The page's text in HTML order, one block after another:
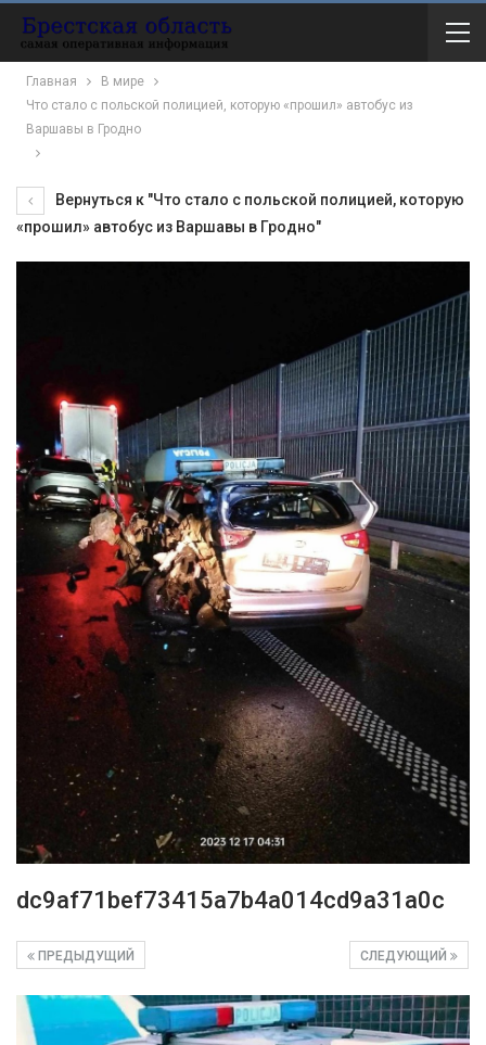
Главная
В мире
Что стало с польской полицией, которую «прошил» автобус из
Варшавы в Гродно
Вернуться к "Что стало с польской полицией, которую
«прошил» автобус из Варшавы в Гродно"
dc9af71bef73415a7b4a014cd9a31a0c
СЛЕДУЮЩИЙ
ПРЕДЫДУЩИЙ